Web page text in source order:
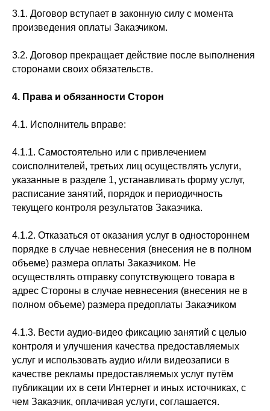
3.1. Договор вступает в законную силу с момента
произведения оплаты Заказчиком.
3.2. Договор прекращает действие после выполнения
сторонами своих обязательств.
4. Права и обязанности Сторон
4.1. Исполнитель вправе:
4.1.1. Самостоятельно или с привлечением
соисполнителей, третьих лиц осуществлять услуги,
указанные в разделе 1, устанавливать форму услуг,
расписание занятий, порядок и периодичность
текущего контроля результатов Заказчика.
4.1.2. Отказаться от оказания услуг в одностороннем
порядке в случае невнесения (внесения не в полном
объеме) размера оплаты Заказчиком. Не
осуществлять отправку сопутствующего товара в
адрес Стороны в случае невнесения (внесения не в
полном объеме) размера предоплаты Заказчиком
4.1.3. Вести аудио-видео фиксацию занятий с целью
контроля и улучшения качества предоставляемых
услуг и использовать аудио и/или видеозаписи в
качестве рекламы предоставляемых услуг путём
публикации их в сети Интернет и иных источниках, с
чем Заказчик, оплачивая услуги, соглашается.